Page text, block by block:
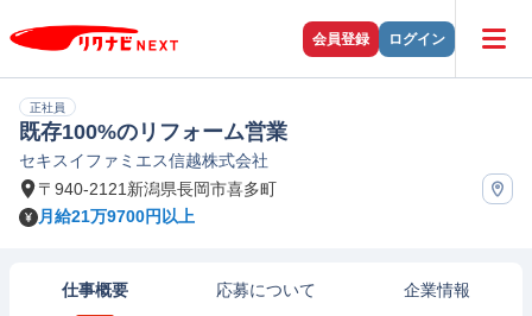
会員登録 ログイン
正社員
既存100%のリフォーム営業
セキスイファミエス信越株式会社
〒940-2121新潟県長岡市喜多町
月給21万9700円以上
仕事概要 応募について 企業情報